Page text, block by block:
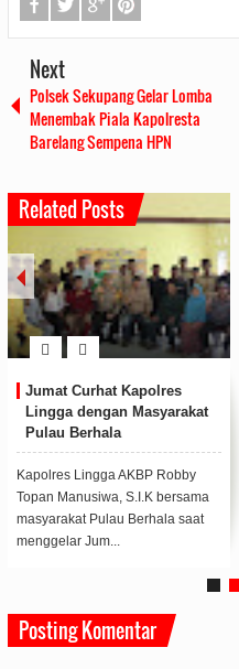
Next
Polsek Sekupang Gelar Lomba
Menembak Piala Kapolresta
Barelang Sempena HPN
Related Posts
Jumat Curhat Kapolres
Lingga dengan Masyarakat
Pulau Berhala
Kapolres Lingga AKBP Robby
Topan Manusiwa, S.I.K bersama
masyarakat Pulau Berhala saat
menggelar Jum...
Posting Komentar